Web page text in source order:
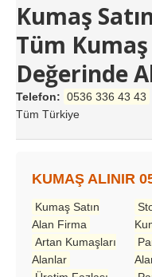
Kumaş
Tüm
Değerinde
Telefon: 0536 336 43 43
Tüm Türkiye
KUMAŞ ALINIR
Kumaş Satın
Alan Firma
Artan Kumaşları
Alanlar